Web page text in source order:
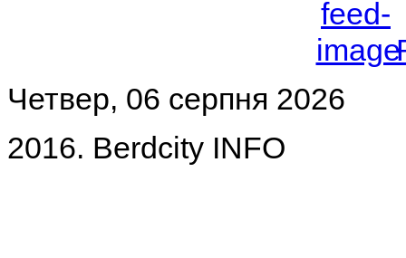
Четвер, 06 серпня 2026
2016. Berdcity INFO